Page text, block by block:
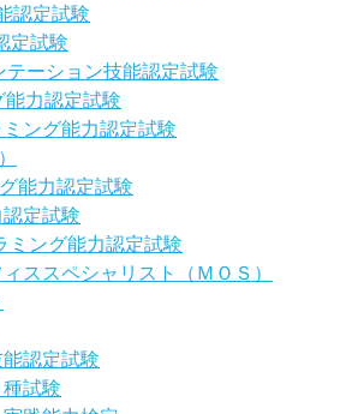
認定試験
定試験
ーション技能認定試験
力認定試験
ング能力認定試験
能力認定試験
定試験
ミング能力認定試験
ススペシャリスト（ＭＯＳ）
認定試験
試験